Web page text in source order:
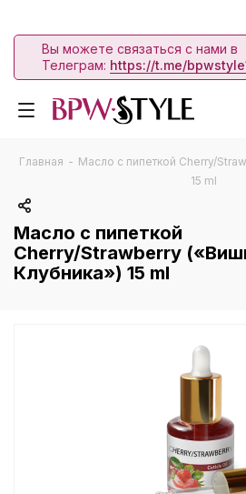
Вы можете связаться с нами в
Телеграм: https://t.me/
Главная - Масло с пипеткой Cherry/
15 ml
Масло с пипеткой
Cherry/Strawberry
Клубника») 15 ml